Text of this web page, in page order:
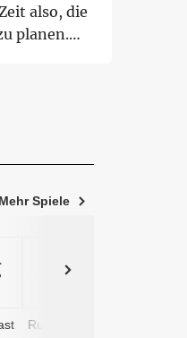
also, die
planen.
Mehr Spiele
Rushtower